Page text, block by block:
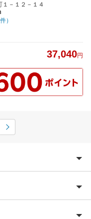
１－１２－１４
）
37,040円